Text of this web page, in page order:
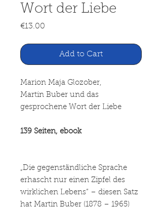
Wort der Liebe
€13.00
Add to Cart
Marion Maja Glozober,
Martin Buber und das
gesprochene Wort der Liebe
139 Seiten, ebook
„Die gegenständliche Sprache
erhascht nur einen Zipfel des
wirklichen Lebens“ – diesen Satz
hat Martin Buber (1878 – 1965)